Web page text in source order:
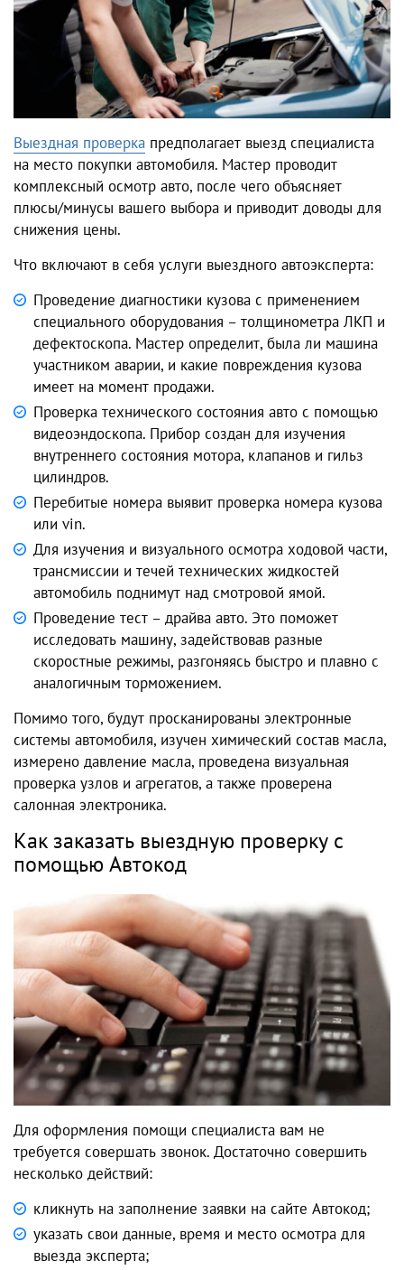
Выездная проверка предполагает выезд специалиста
на место покупки автомобиля. Мастер проводит
комплексный осмотр авто, после чего объясняет
плюсы/минусы вашего выбора и приводит доводы для
снижения цены.
Что включают в себя услуги выездного автоэксперта:
Проведение диагностики кузова с применением
специального оборудования – толщинометра ЛКП и
дефектоскопа. Мастер определит, была ли машина
участником аварии, и какие повреждения кузова
имеет на момент продажи.
Проверка технического состояния авто с помощью
видеоэндоскопа. Прибор создан для изучения
внутреннего состояния мотора, клапанов и гильз
цилиндров.
Перебитые номера выявит проверка номера кузова
или vin.
Для изучения и визуального осмотра ходовой части,
трансмиссии и течей технических жидкостей
автомобиль поднимут над смотровой ямой.
Проведение тест – драйва авто. Это поможет
исследовать машину, задействовав разные
скоростные режимы, разгоняясь быстро и плавно с
аналогичным торможением.
Помимо того, будут просканированы электронные
системы автомобиля, изучен химический состав масла,
измерено давление масла, проведена визуальная
проверка узлов и агрегатов, а также проверена
салонная электроника.
Как заказать выездную проверку с
помощью Автокод
Для оформления помощи специалиста вам не
требуется совершать звонок. Достаточно совершить
несколько действий:
кликнуть на заполнение заявки на сайте Автокод;
указать свои данные, время и место осмотра для
выезда эксперта;